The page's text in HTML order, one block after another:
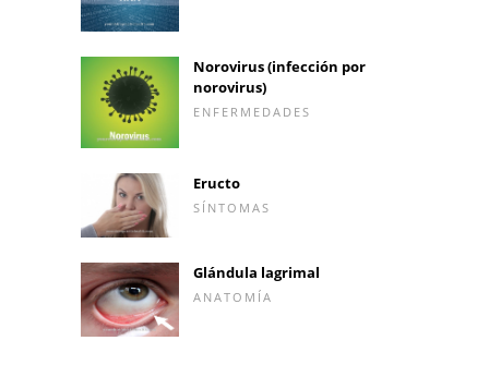
Norovirus (infección por
norovirus)
ENFERMEDADES
Eructo
SÍNTOMAS
Glándula lagrimal
ANATOMÍA